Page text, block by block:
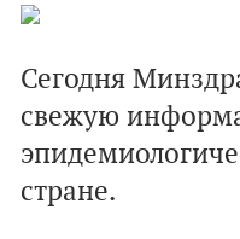
Сегодня
свежую
стране.